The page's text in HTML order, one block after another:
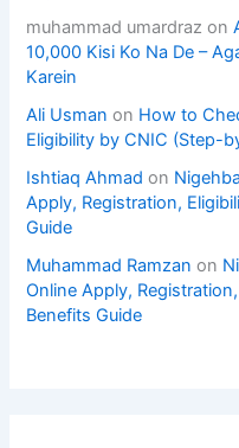
muhammad umardraz on
10,000 Kisi Ko Na De –
Karein
Ali Usman on How to
Eligibility by CNIC (Step-
Ishtiaq Ahmad on
Apply, Registration,
Guide
Muhammad Ramzan on
Online Apply,
Benefits Guide